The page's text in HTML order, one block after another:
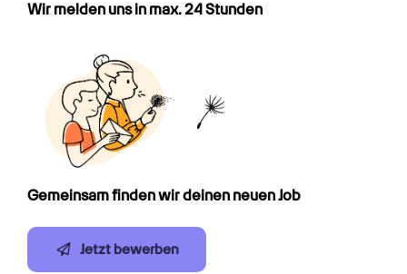
Wir melden uns in max. 24 Stunden
Gemeinsam finden wir deinen neuen Job
Jetzt bewerben